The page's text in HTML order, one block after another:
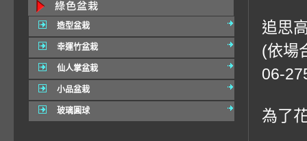
造型盆栽
幸運竹盆栽
仙人掌盆栽
小品盆栽
玻璃圓球
追思
(依場
06-
為了